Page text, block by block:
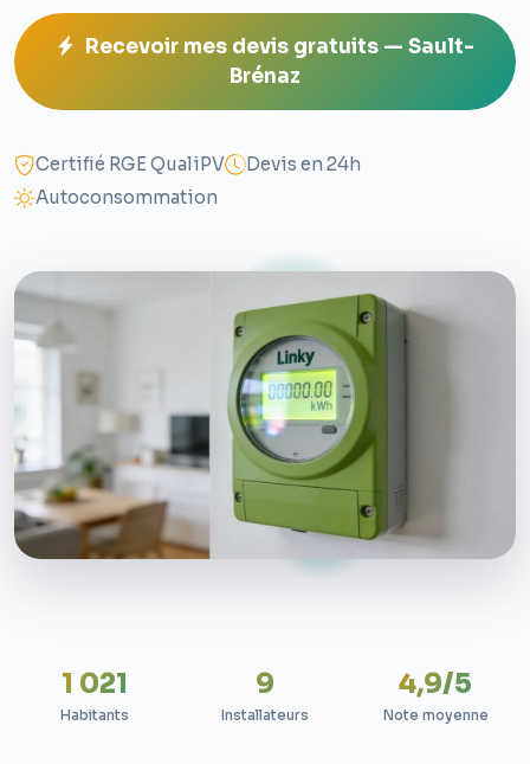
Recevoir mes devis gratuits — Sault-
Brénaz
Certifié RGE QualiPV
Devis en 24h
Autoconsommation
1 021
Habitants
9
Installateurs
4,9/5
Note moyenne